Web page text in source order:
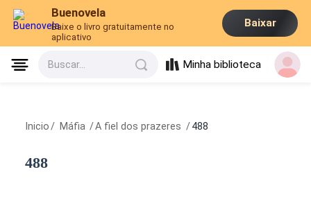
Buenovela
Baixe o livro gratuitamente no
aplicativo
Baixar
Buscar... Minha biblioteca
Inicio / Máfia /A fiel dos prazeres / 488
488